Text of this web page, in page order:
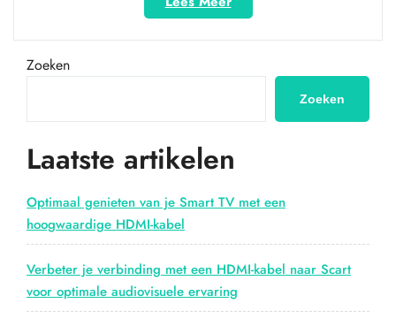
verbinding:
VGA
HDMI-
voor
beeldoverdracht”
Zoeken
Zoeken
Laatste artikelen
Optimaal genieten van je Smart TV met een
hoogwaardige HDMI-kabel
Verbeter je verbinding met een HDMI-kabel naar Scart
voor optimale audiovisuele ervaring